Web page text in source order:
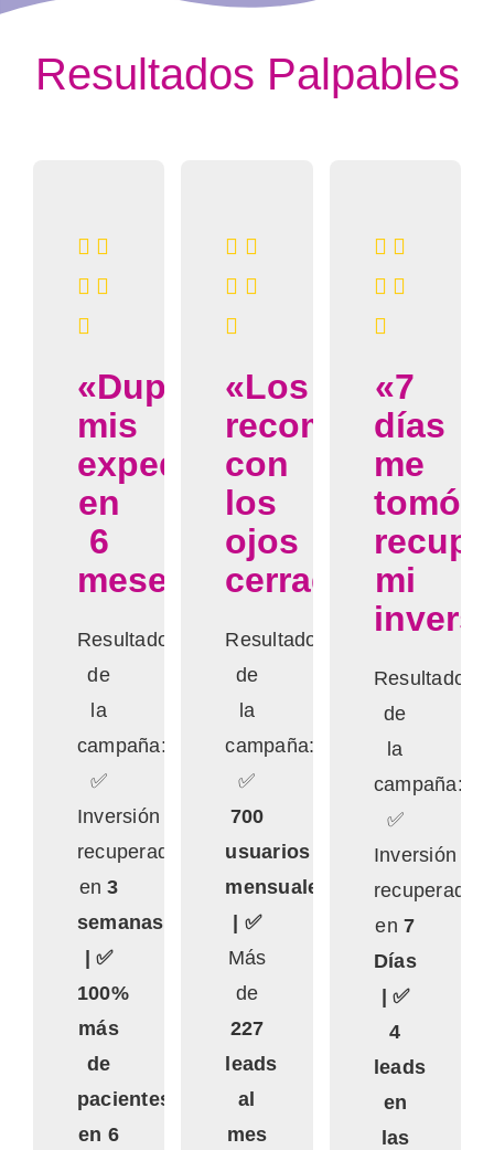
Resultados Palpables
«Dupliqué
mis
expedientes
en
6
meses»
Resultados
de
la
campaña:
✅
Inversión
recuperada
en 3
semanas
| ✅
100%
más
de
pacientes
en 6
«Los
recomiendo
con
los
ojos
cerrados»
Resultados
de
la
campaña:
✅
700
usuarios
mensuales
| ✅
Más
de
227
leads
al
mes
«7
días
me
tomó
mi
Resultados
de
la
campaña:
✅
Inversión
recuperada
en 7
Días
| ✅
4
leads
en
las